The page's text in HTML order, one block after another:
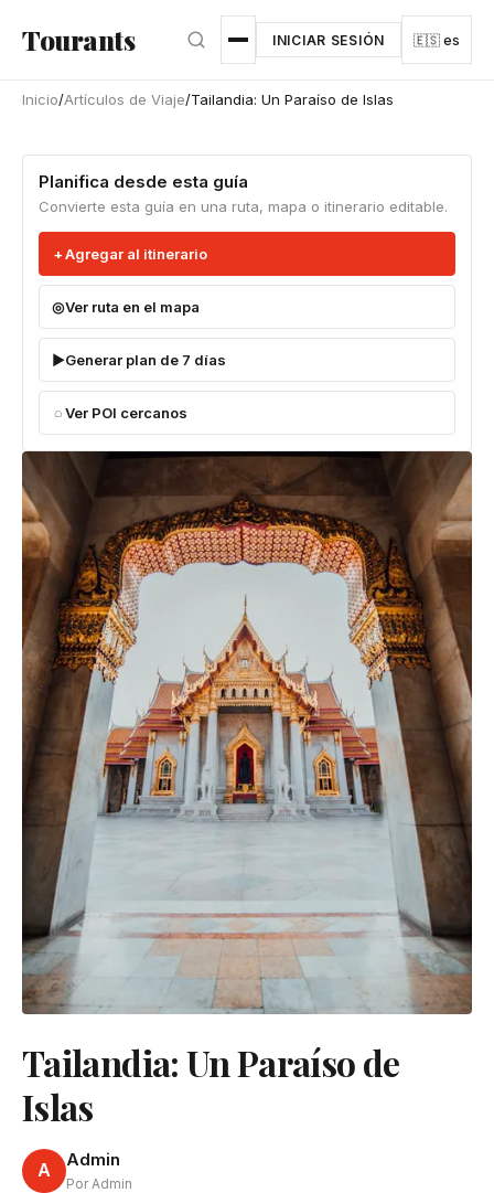
Tourants INICIAR SESIÓN 🇪🇸 es
Inicio/Artículos de Viaje/Tailandia: Un Paraíso de Islas
Planifica desde esta guía
Convierte esta guía en una ruta, mapa o itinerario editable.
Agregar al itinerario
Ver ruta en el mapa
Generar plan de 7 días
Ver POI cercanos
Tailandia: Un Paraíso de
Islas
A Admin
Por Admin